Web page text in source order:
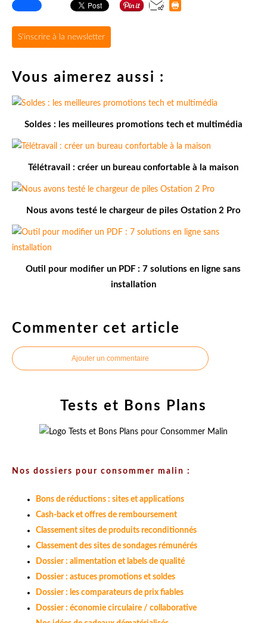
S'inscrire à la newsletter
Vous aimerez aussi :
Soldes : les meilleures promotions tech et multimédia
Télétravail : créer un bureau confortable à la maison
Nous avons testé le chargeur de piles Ostation 2 Pro
Outil pour modifier un PDF : 7 solutions en ligne sans
installation
Commenter cet article
Ajouter un commentaire
Tests et Bons Plans
Nos dossiers pour consommer malin :
Bons de réductions : sites et applications
Cash-back et offres de remboursement
Classement sites de produits reconditionnés
Classement des sites de sondages rémunérés
Dossier : alimentation et labels de qualité
Dossier : astuces promotions et soldes
Dossier : les comparateurs de prix fiables
Dossier : économie circulaire / collaborative